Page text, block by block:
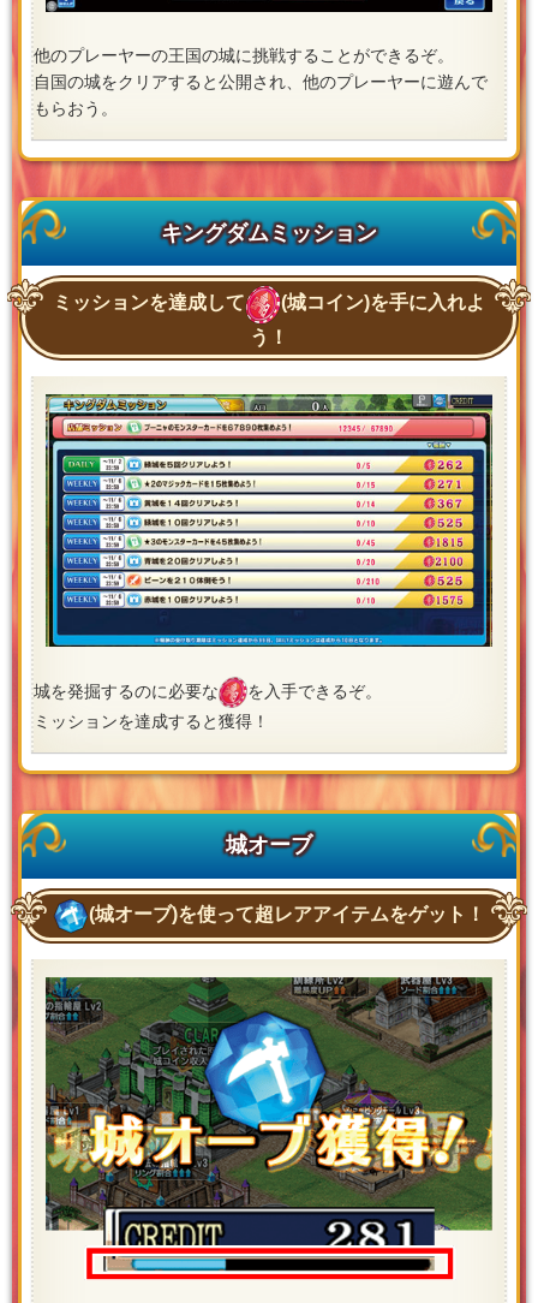
他のプレーヤーの王国の城に挑戦することができるぞ。
自国の城をクリアすると公開され、他のプレーヤーに遊んで
もらおう。
キングダムミッション
ミッションを達成して
(城コイン)を手に入れよ
う！
城を発掘するのに必要な
を入手できるぞ。
ミッションを達成すると獲得！
城オーブ
(城オーブ)を使って超レアアイテムをゲット！